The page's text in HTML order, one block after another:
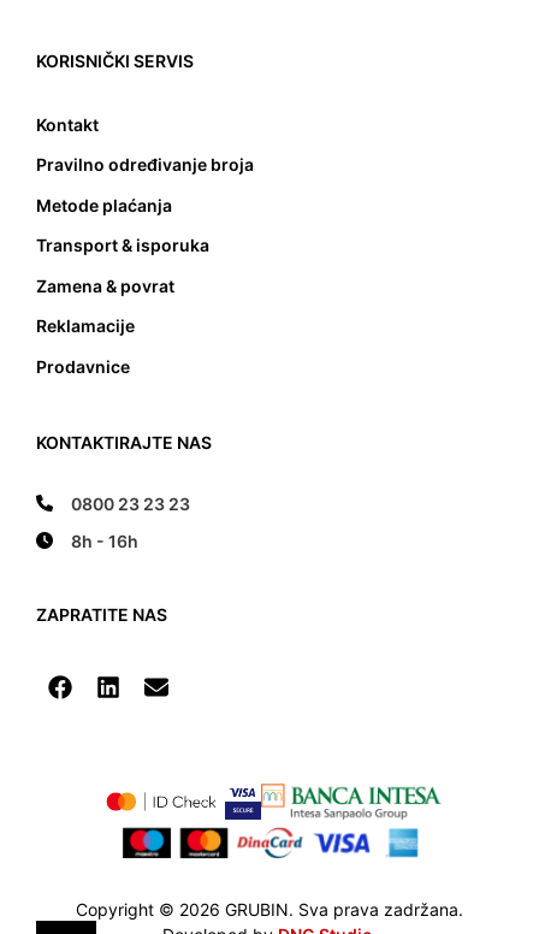
KORISNIČKI SERVIS
Kontakt
Pravilno određivanje broja
Metode plaćanja
Transport & isporuka
Zamena & povrat
Reklamacije
Prodavnice
KONTAKTIRAJTE NAS
0800 23 23 23
8h - 16h
ZAPRATITE NAS
Copyright © 2026 GRUBIN. Sva prava zadržana.